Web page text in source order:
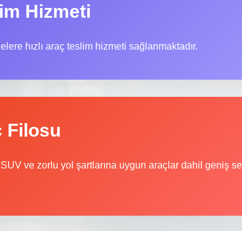
Hizmeti
hızlı araç teslim hizmeti sağlanmaktadır.
Filosu
ve zorlu yol şartlarına uygun araçlar dahil geniş